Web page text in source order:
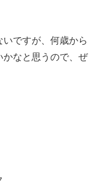
ですが、何歳から
かなと思うので、ぜ